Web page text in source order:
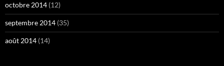
octobre 2014 (12)
septembre 2014 (35)
août 2014 (14)